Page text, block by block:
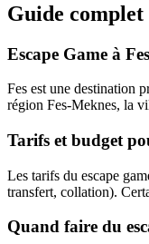
Guide complet
Escape Game à
Fes est une destination
région Fes-Meknes, la
Tarifs et budget
Les tarifs du escape
transfert, collation).
Quand faire du